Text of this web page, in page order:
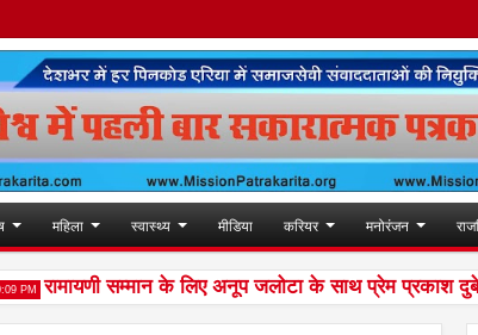
महिला स्वास्थ्य मीडिया करियर मनोरंजन
रामायणी सम्मान के लिए अनूप जलोटा के साथ प्रेम प्रकाश दुबे